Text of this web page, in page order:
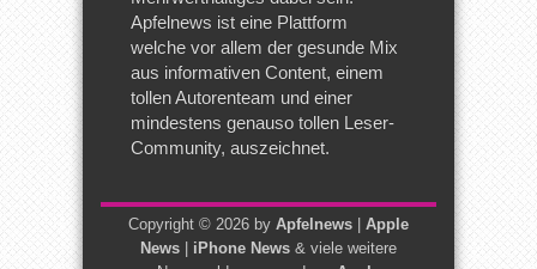
Apfelnews ist eine Plattform
welche vor allem der gesunde Mix
aus informativen Content, einem
tollen Autorenteam und einer
mindestens genauso tollen Leser-
Community, auszeichnet.
Copyright © 2026 by Apfelnews | Apple
News | iPhone News & viele weitere